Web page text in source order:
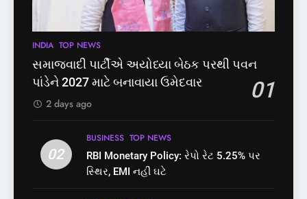
પાસ, વિપક્ષનો ઉગ્ર હોબાળો
INDIA TOP NEWS
8
શું તમારું મધ કે ઘી ખરેખર શુદ્ધ
છે? FSSAIએ ડાબરના દાવાઓની
1
સમાજવાદી પાર્ટીએ અયોધ્યા
બેઠક પરથી પવન પાંડેને 2027
INDIA TOP NEWS
સમાજવાદી પાર્ટીએ અયોધ્યા બેઠક પરથી પવન
પાંડેને 2027 માટે બનાવાયા ઉમેદવાર
01
2 days ago
02
BUSINESS TOP NEWS
RBI Monetary Policy: રેપો રેટ 5.25% પર
સ્થિર, EMI નહીં ઘટે
મુક્તિ,ગુજરાતમાં વેરિફિકેશન
પ્રક્રિયા બની સરળ
GUJARAT TOP NEWS
7
રાજ્યસભામાં ‘જન્મ અને મૃત્યુ
નોંધણી બિલ2026’ ધ્વનિમતથી
શું તમારું મધ કે ઘી ખરેખર શુદ્ધ
છે? FSSAIએ ડાબરના દાવાઓની